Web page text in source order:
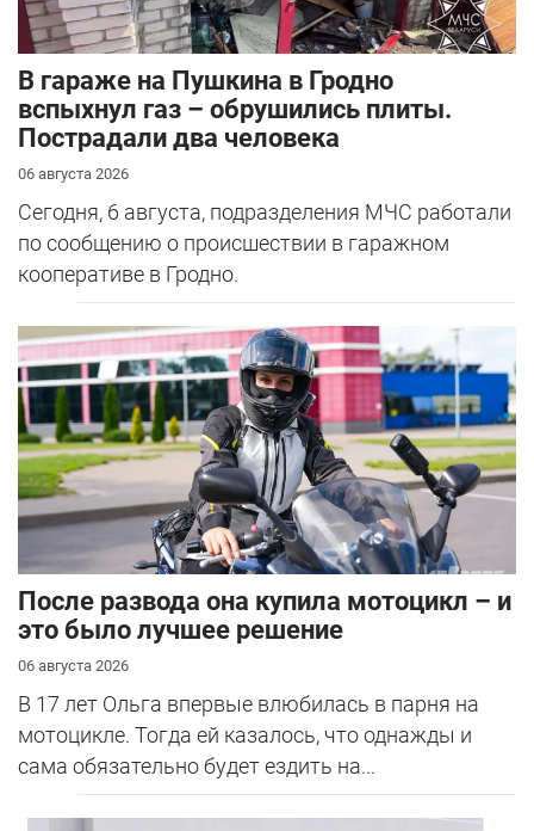
В гараже на Пушкина в Гродно
вспыхнул газ – обрушились плиты.
Пострадали два человека
06 августа 2026
Сегодня, 6 августа, подразделения МЧС работали
по сообщению о происшествии в гаражном
кооперативе в Гродно.
После развода она купила мотоцикл – и
это было лучшее решение
06 августа 2026
В 17 лет Ольга впервые влюбилась в парня на
мотоцикле. Тогда ей казалось, что однажды и
сама обязательно будет ездить на...